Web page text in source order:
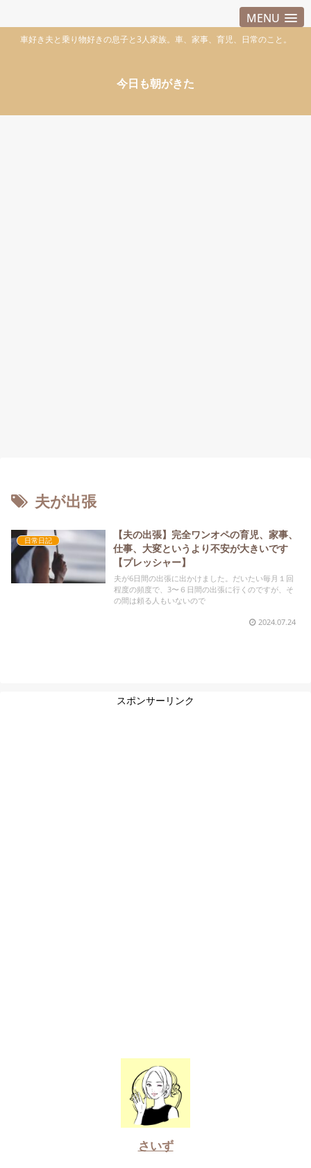
MENU
車好き夫と乗り物好きの息子と3人家族。車、家事、育児、日常のこと。
今日も朝がきた
夫が出張
日常日記
【夫の出張】完全ワンオペの育児、家事、
仕事、大変というより不安が大きいです
【プレッシャー】
夫が6日間の出張に出かけました。だいたい毎月１回
程度の頻度で、3〜６日間の出張に行くのですが、そ
の間は頼る人もいないので
2024.07.24
スポンサーリンク
さいず